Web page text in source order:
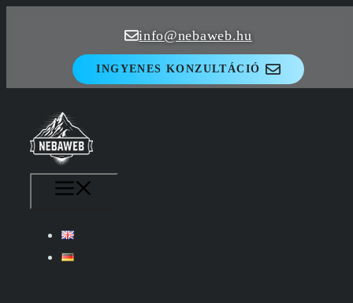
info@nebaweb.hu
INGYENES KONZULTÁCIÓ